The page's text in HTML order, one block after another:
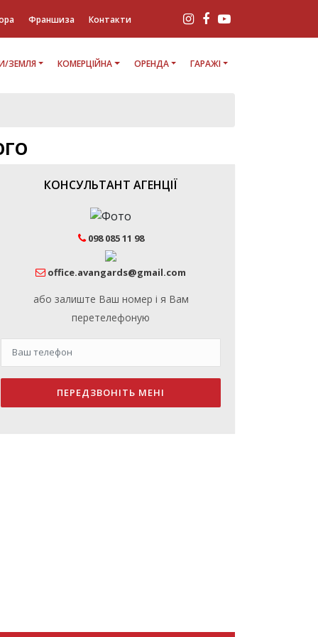
Франшиза Контакти
ЗЕМЛЯ КОМЕРЦІЙНА ОРЕНДА ГАРАЖІ
КОНСУЛЬТАНТ АГЕНЦІЇ
098 085 11 98
office.avangards@gmail.com
або залиште Ваш номер і я Вам
перетелефоную
ПЕРЕДЗВОНІТЬ МЕНІ